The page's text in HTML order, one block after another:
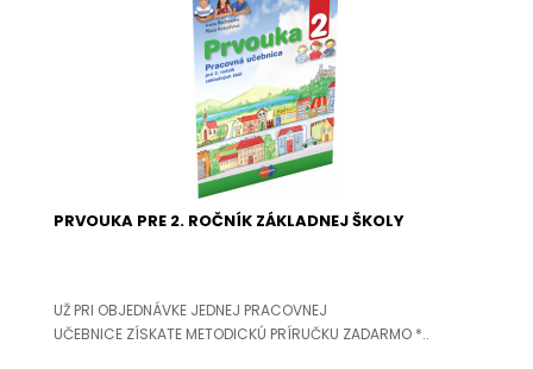
PRVOUKA PRE 2. ROČNÍK ZÁKLADNEJ ŠKOLY
UŽ PRI OBJEDNÁVKE JEDNEJ PRACOVNEJ
UČEBNICE ZÍSKATE METODICKÚ PRÍRUČKU ZADARMO *..